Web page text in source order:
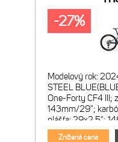
Modelový rok:
STEEL
One-Forty CF4 III;
143mm/29";
plášťa: 29x2.5";
Marzocchi Z1;
Znížená cena
-27%